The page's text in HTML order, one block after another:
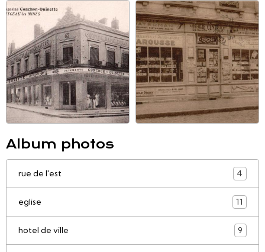
Album photos
rue de l'est 4
eglise 11
hotel de ville 9